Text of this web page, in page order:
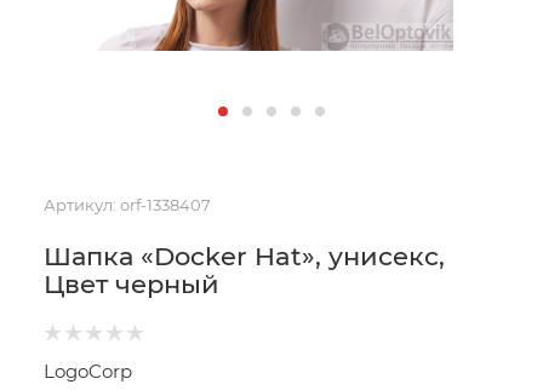
Артикул: orf-1338407
Шапка «Docker Hat», унисекс,
Цвет черный
LogoCorp